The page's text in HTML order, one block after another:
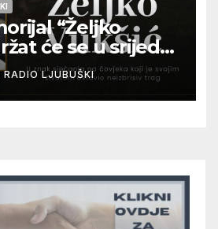
“Željko
će se u srijedu
u Otoku
RADIO LJUBUŠKI